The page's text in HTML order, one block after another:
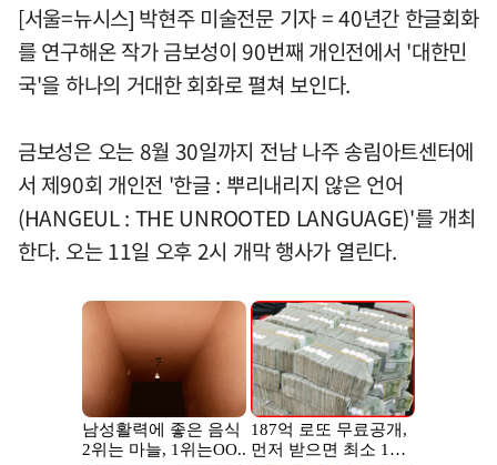
[서울=뉴시스] 박현주 미술전문 기자 = 40년간 한글회화
를 연구해온 작가 금보성이 90번째 개인전에서 '대한민
국'을 하나의 거대한 회화로 펼쳐 보인다.
금보성은 오는 8월 30일까지 전남 나주 송림아트센터에
서 제90회 개인전 '한글 : 뿌리내리지 않은 언어
(HANGEUL : THE UNROOTED LANGUAGE)'를 개최
한다. 오는 11일 오후 2시 개막 행사가 열린다.